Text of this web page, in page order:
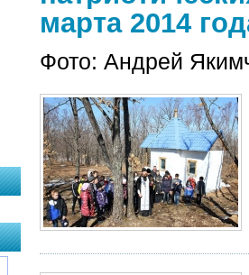
марта 2014
Фото: Андрей